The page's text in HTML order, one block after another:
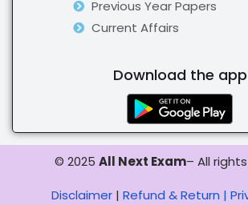
Previous Year Papers
Current Affairs
Download the app
© 2025 All Next Exam– All
Disclaimer| Refund & Return |